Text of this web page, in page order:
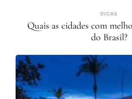
DICAS
Quais as cidades com
do Brasil?